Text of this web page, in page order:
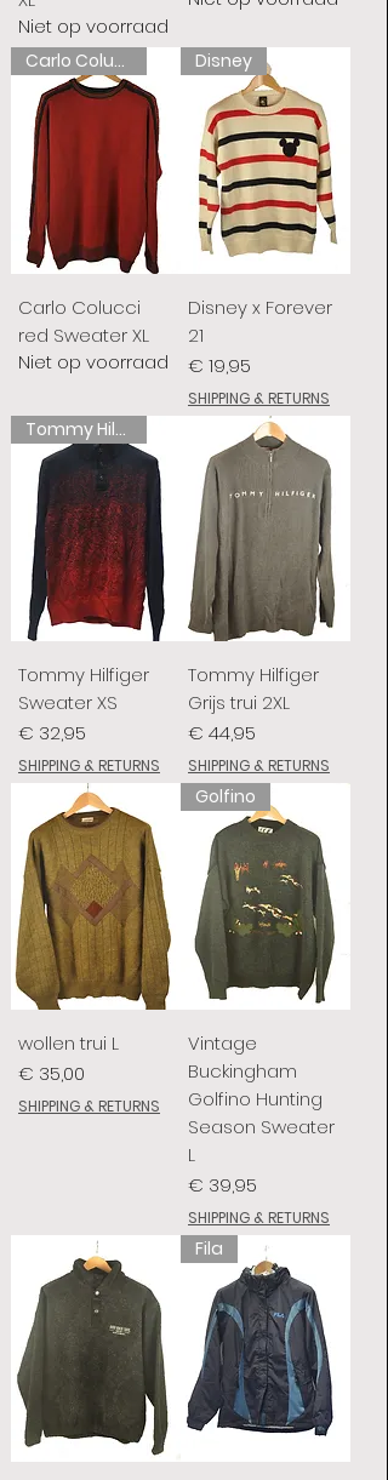
Niet op voorraad
Carlo Colucci
Carlo Colucci
red Sweater XL
Niet op voorraad
Disney
Disney x Forever
21
Prijs
€ 19,95
SHIPPING & RETURNS
Tommy Hilfiger
Tommy Hilfiger
Sweater XS
Prijs
€ 32,95
SHIPPING & RETURNS
Tommy Hilfiger
Grijs trui 2XL
Prijs
€ 44,95
SHIPPING & RETURNS
wollen trui L
Prijs
€ 35,00
SHIPPING & RETURNS
Golfino
Vintage
Buckingham
Golfino Hunting
Season Sweater
L
Prijs
€ 39,95
SHIPPING & RETURNS
Fila